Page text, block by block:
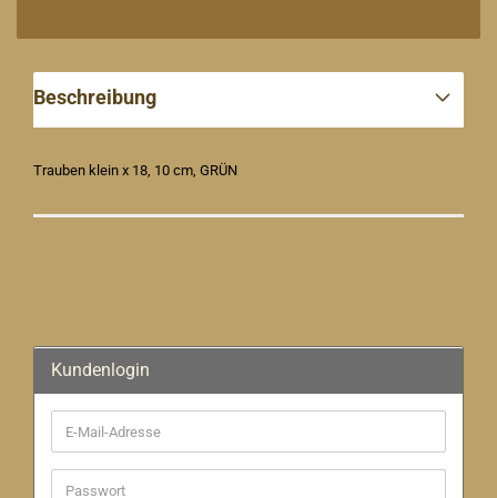
Beschreibung
Trauben klein x 18, 10 cm, GRÜN
Kundenlogin
E-
Mail-
Adresse
Passwort